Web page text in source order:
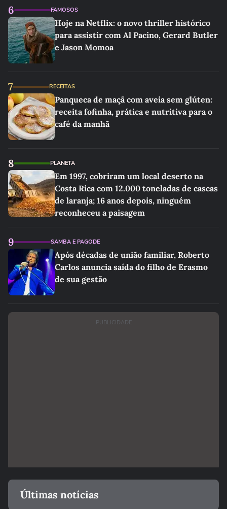
6 FAMOSOS
Hoje na Netflix: o novo thriller histórico
para assistir com Al Pacino, Gerard Butler
e Jason Momoa
7 RECEITAS
Panqueca de maçã com aveia sem glúten:
receita fofinha, prática e nutritiva para o
café da manhã
8 PLANETA
Em 1997, cobriram um local deserto na
Costa Rica com 12.000 toneladas de cascas
de laranja; 16 anos depois, ninguém
reconheceu a paisagem
9 SAMBA E PAGODE
Após décadas de união familiar, Roberto
Carlos anuncia saída do filho de Erasmo
de sua gestão
PUBLICIDADE
Últimas notícias